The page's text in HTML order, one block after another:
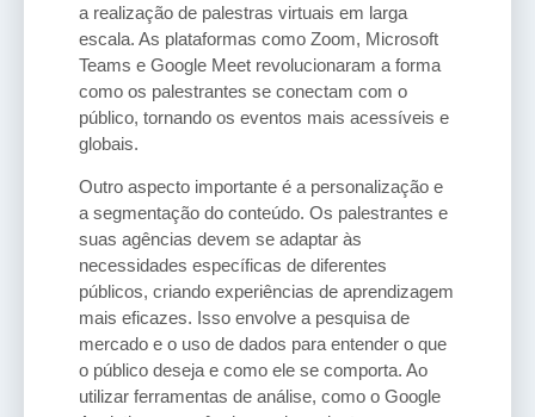
a realização de palestras virtuais em larga
escala. As plataformas como Zoom, Microsoft
Teams e Google Meet revolucionaram a forma
como os palestrantes se conectam com o
público, tornando os eventos mais acessíveis e
globais.
Outro aspecto importante é a personalização e
a segmentação do conteúdo. Os palestrantes e
suas agências devem se adaptar às
necessidades específicas de diferentes
públicos, criando experiências de aprendizagem
mais eficazes. Isso envolve a pesquisa de
mercado e o uso de dados para entender o que
o público deseja e como ele se comporta. Ao
utilizar ferramentas de análise, como o Google